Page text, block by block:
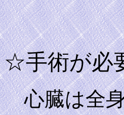
☆手術が必
心臓は全身